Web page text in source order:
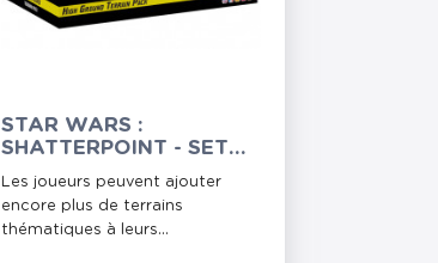
STAR WARS :
SHATTERPOINT - SET
Les joueurs peuvent ajouter
encore plus de terrains
thématiques à leurs...